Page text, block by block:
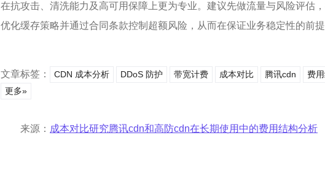
在抗攻击、清洗能力及高可用保障上更为专业。建议先做流量与风险评估
优化缓存策略并通过合同条款控制超额风险，从而在保证业务稳定性的前提
文章标签： CDN 成本分析 DDoS 防护 带宽计费 成本对比 腾讯cdn 费
更多»
来源： 成本对比研究腾讯cdn和高防cdn在长期使用中的费用结构分析